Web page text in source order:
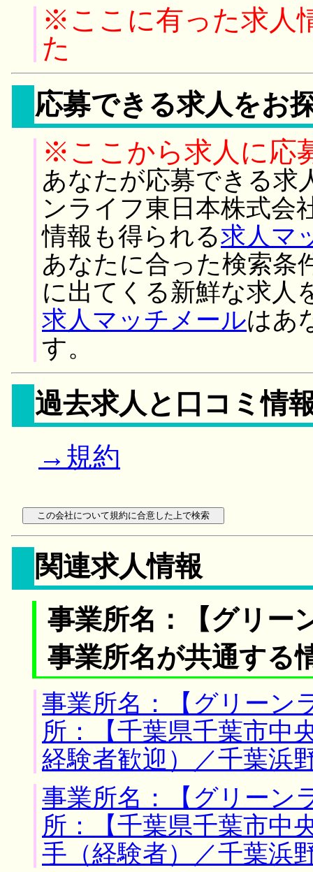
※ここに有った求人
た
応募できる求人をお
※ここから求人に応
あなたが応募できる求
ンライフ東日本株式会
情報も得られる求人マ
あなたに合った検索条
に出てくる新鮮な求人
求人マッチメールはあ
す。
過去求人と口コミ情
→規約
関連求人情報
事業所名：【グリー
事業所名が共通する
事業所名：【グリーン
所：【千葉県千葉市中
経験者歓迎）／千葉浜
事業所名：【グリーン
所：【千葉県千葉市中
手（経験者）／千葉浜